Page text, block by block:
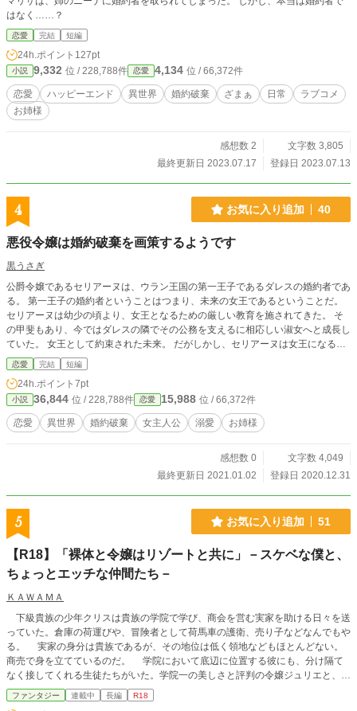
はなく……？
恋愛 完結 短編
24h.ポイント 127pt
小説 9,332 位 / 228,788件 恋愛 4,134 位 / 66,372件
恋愛 ハッピーエンド 異世界 婚約破棄 ざまぁ 日常
ラブコメ
お姉様
感想数 2
文字数 3,805
最終更新日 2023.07.17
登録日 2023.07.13
4 お気に入り追加 40
悪役令嬢は婚約破棄を画策するようです
黒うさぎ
公爵令嬢であるセリアーヌは、ウラン王国の第一王子であるダレスの婚約者であ
る。 第一王子の婚約者ということはつまり、未来の女王であるということだ。
セリアーヌは幼少の頃より、女王となるための厳しい教育を施されてきた。 そ
の甲斐もあり、今ではダレスの隣でその公務を支えるに相応しい淑女へと成長し
ていた。 女王として約束された未来。 だがしかし、セリアーヌは女王になるこ
とが、―――非常に面倒くさかった。 婚約を破棄してもらい、愛情だけをいた
だける妾になるため、セリアーヌは画策する。 小説家になろう、カクヨム、ノ
ベルアッププラスにも投稿しています。
恋愛 完結 短編
24h.ポイント 7pt
小説 36,844 位 / 228,788件 恋愛 15,988 位 / 66,372件
恋愛 異世界 婚約破棄 女主人公 溺愛 お姉様
感想数 0
文字数 4,049
最終更新日 2021.01.02
登録日 2020.12.31
5 お気に入り追加 51
【R18】「裸体と令嬢はリゾートと共に」－スケベな僕と、
ちょっとエッチな仲間たち－
ＫＡＷＡＭＡ
下級貴族の少年クリスは貴族の学院で学び、商会を営む実家を助ける日々を送
っていた。倉庫の荷運びや、冒険者として荷馬車の護衛、売り子などなんでもや
る。 実家の身分は貴族であるが、その地位は低く領地などもほとんどない。
商売で身を立てているのだ。 学院において底辺に位置する彼にも、分け隔て
なく接してくれる生徒たちがいた。学院一の美しさと評判の令嬢ジュリエと、女
だてらに騎士を目指すサンドラ。貴族の有名芸術家を両親に持つステファの三人
である。 夏休みに入り観光の島で、クリスは家業の手伝で物売りに励む。そ
ファンタジー 連載中 長編 R18